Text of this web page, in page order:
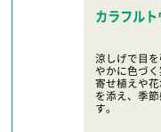
カラフル
涼しげで目
やかに色づく
寄せ植えや
を添え、季
す。